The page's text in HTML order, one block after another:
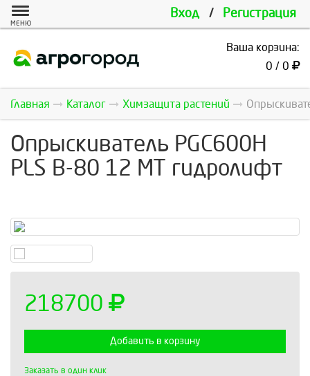
Вход / Регистрация
МЕНЮ
Ваша корзина:
0 / 0
Главная Каталог Химзащита растений
Опрыскиватель PGC600H
PLS B-80 12 MT гидролифт
218700
Добавить в корзину
Заказать в один клик